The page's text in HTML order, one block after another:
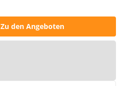
Zu den Angeboten